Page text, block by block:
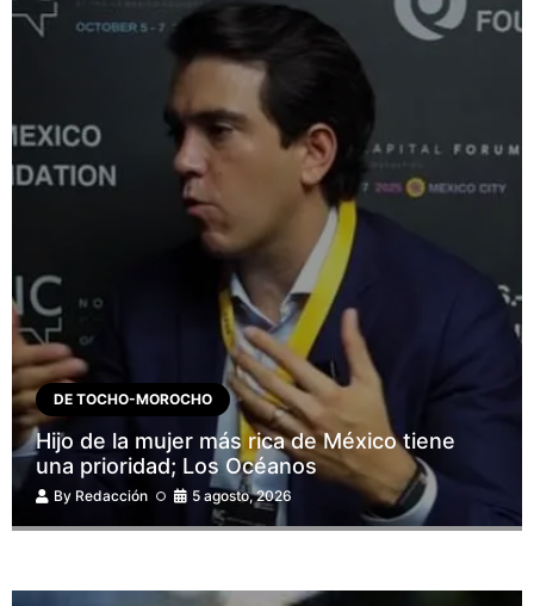
DE TOCHO-MOROCHO
Hijo de la mujer más rica de México tiene
una prioridad; Los Océanos
By Redacción 5 agosto, 2026